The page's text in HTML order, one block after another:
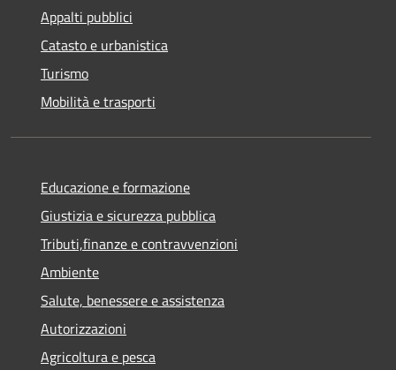
Appalti pubblici
Catasto e urbanistica
Turismo
Mobilità e trasporti
Educazione e formazione
Giustizia e sicurezza pubblica
Tributi,finanze e contravvenzioni
Ambiente
Salute, benessere e assistenza
Autorizzazioni
Agricoltura e pesca